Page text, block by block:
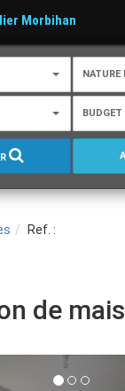
Morbihan
NATURE
BUDGET
Ref. :
de